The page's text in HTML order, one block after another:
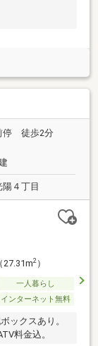
停 徒歩2分
４丁目
27.31m2）
一人暮らし
インターネット無料
ックスあり。
料金込。